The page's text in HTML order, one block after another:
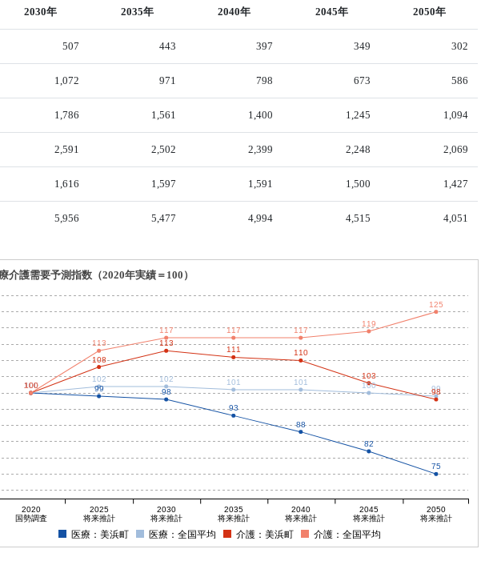
2030年 2035年 2040年 2045年 2050年
507 443 397 349 302
1,072 971 798 673 586
1,786 1,561 1,400 1,245 1,094
2,591 2,502 2,399 2,248 2,069
1,616 1,597 1,591 1,500 1,427
5,956 5,477 4,994 4,515 4,051
介護需要予測指数（2020年実績＝100）
100 99
98
93
88
82
75
100
102 102 101 101 100 99
100
108
113
111 110
103
98
100
113
117 117 117
119
125
2020
国勢調査
2025
将来推計
2030
将来推計
2035
将来推計
2040
将来推計
2045
将来推計
2050
将来推計
医療：美浜町 医療：全国平均 介護：美浜町 介護：全国平均